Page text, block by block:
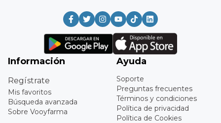
Información
Regístrate
Mis favoritos
Búsqueda avanzada
Sobre Vooyfarma
Ayuda
Soporte
Preguntas frecuentes
Términos y condiciones
Política de privacidad
Política de Cookies